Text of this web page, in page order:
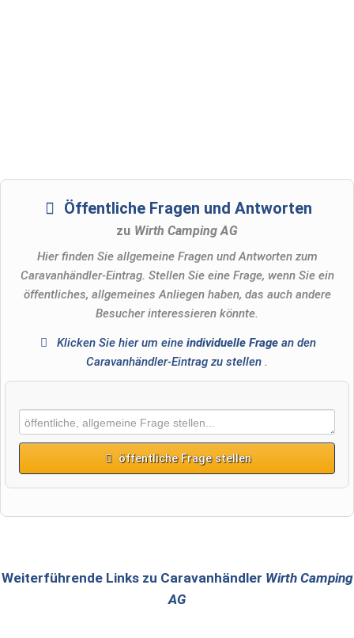
Öffentliche Fragen und Antworten
zu Wirth Camping AG
Hier finden Sie allgemeine Fragen und Antworten zum
Caravanhändler-Eintrag. Stellen Sie eine Frage, wenn Sie ein
öffentliches, allgemeines Anliegen haben, das auch andere
Besucher interessieren könnte.
Klicken Sie hier um eine individuelle Fragean den
Caravanhändler-Eintrag zu stellen .
öffentliche Frage stellen
Weiterführende Links zu Caravanhändler Wirth Camping
AG